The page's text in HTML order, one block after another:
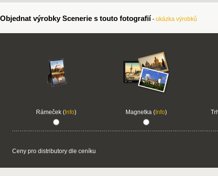
Objednat výrobky Scenerie s touto fotografií - ukázka výrobků
Rámeček (Info) Magnetka (Info)
Ceny pro distributory dle ceníku